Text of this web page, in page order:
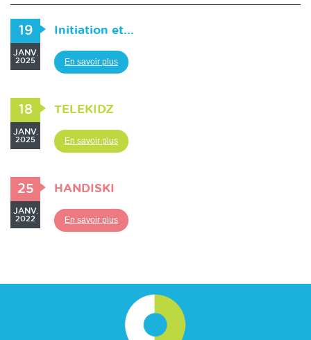
19
JANV.
2025
Initiation et...
En savoir plus
18
JANV.
2025
TELEKIDZ
En savoir plus
25
JANV.
2022
HANDISKI
En savoir plus